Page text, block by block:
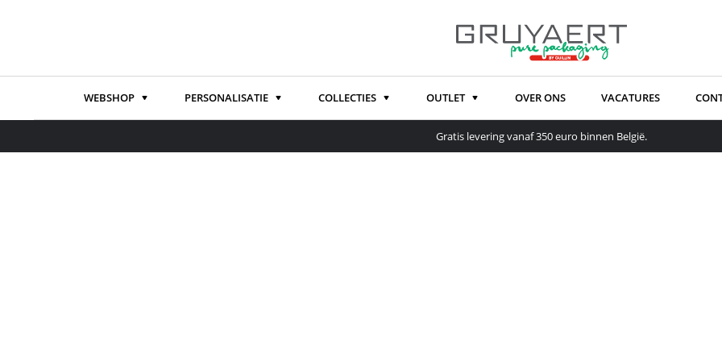
WEBSHOP PERSONALISATIE COLLECTIES OUTLET OVER ONS VACATURES
Gratis levering vanaf 350 euro binnen België.